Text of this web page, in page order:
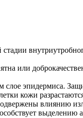
или
эпидермиса.
кожи
подвержены влиянию
выделению